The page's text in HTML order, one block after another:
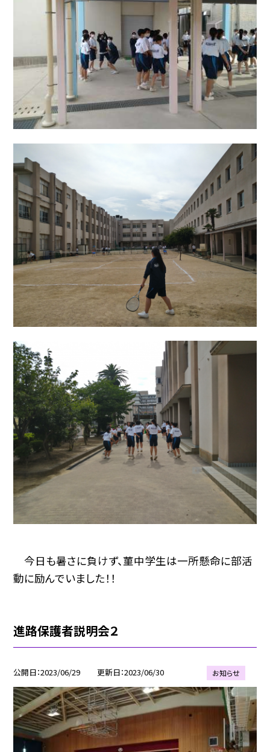
今日も暑さに負けず、菫中学生は一所懸命に部活
動に励んでいました！！
進路保護者説明会２
公開日 2023/06/29 更新日 2023/06/30 お知らせ